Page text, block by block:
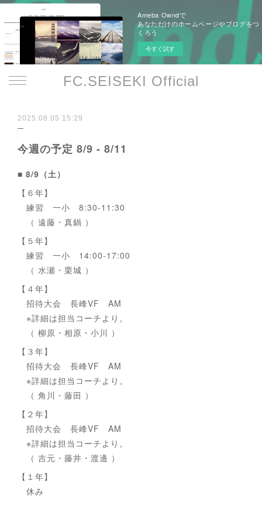
Ameba Owndで
あなただけのホームページやブログをつ
くろう
今すぐ試す
FC.SEISEKI Official
2025.08.05 15:29
今週の予定 8/9 - 8/11
■ 8/9（土）
【６年】
練習 一小 8:30-11:30
（ 遠藤・真鍋 ）
【５年】
練習 一小 14:00-17:00
（ 水瀬・栗城 ）
【４年】
招待大会 長峰VF AM
※詳細は担当コーチより。
（ 柳原・相原・小川 ）
【３年】
招待大会 長峰VF AM
※詳細は担当コーチより。
（ 角川・藤田 ）
【２年】
招待大会 長峰VF AM
※詳細は担当コーチより。
（ 吉元・藤井・渡邊 ）
【１年】
休み